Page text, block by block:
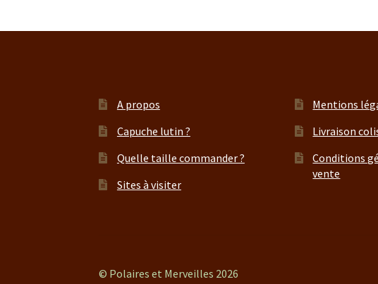
A propos
Capuche lutin ?
Quelle taille commander ?
Sites à visiter
Mentions
Livraison
Conditions
vente
© Polaires et Merveilles 2026